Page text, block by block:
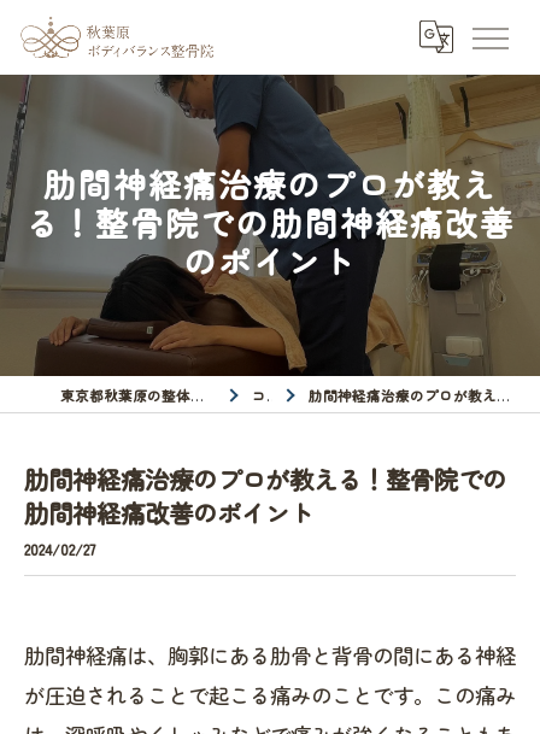
肋間神経痛治療のプロが教え
る！整骨院での肋間神経痛改善
のポイント
東京都秋葉原の整体なら秋葉原ボディバランス整骨院 コラム 肋間神経痛治療のプロが教える！整骨院での肋間神経痛改善のポイント
肋間神経痛治療のプロが教える！整骨院での
肋間神経痛改善のポイント
2024/02/27
肋間神経痛は、胸郭にある肋骨と背骨の間にある神経
が圧迫されることで起こる痛みのことです。この痛み